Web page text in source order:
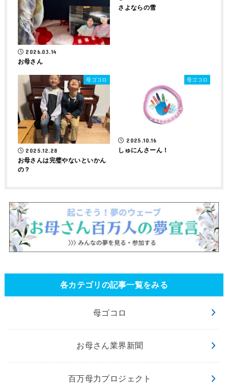
2026.03.14
お母さん
さよならの雪
母ゴコロ
2025.12.28
お母さんは完璧やないといかん
の？
母ゴコロ
2025.10.16
しゅにんさーん！
各カテゴリの記事一覧をみる
母ゴコロ
お母さん業界新聞
百万母力プロジェクト